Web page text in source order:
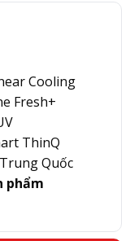
Cooling
Fresh+
ThinQ
Quốc
phẩm